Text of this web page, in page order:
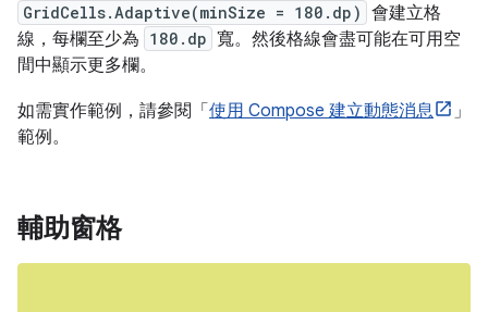
GridCells.Adaptive(minSize = 180.dp) 會建立格
線，每欄至少為 180.dp 寬。然後格線會盡可能在可用空
間中顯示更多欄。
如需實作範例，請參閱「使用 Compose 建立動態消息
」
範例。
輔助窗格